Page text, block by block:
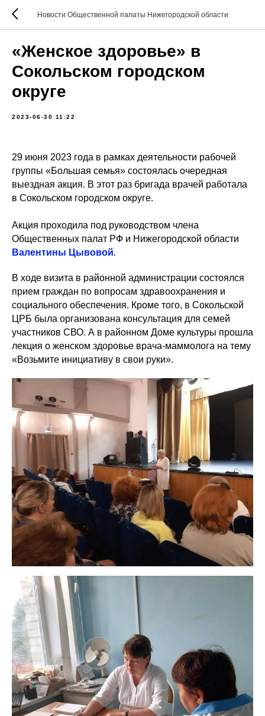
Новости Общественной палаты Нижегородской области
«Женское здоровье» в
Сокольском городском
округе
2023-06-30 11:22
29 июня 2023 года в рамках деятельности рабочей
группы «Большая семья» состоялась очередная
выездная акция. В этот раз бригада врачей работала
в Сокольском городском округе.
Акция проходила под руководством члена
Общественных палат РФ и Нижегородской области
Валентины Цывовой.
В ходе визита в районной администрации состоялся
прием граждан по вопросам здравоохранения и
социального обеспечения. Кроме того, в Сокольской
ЦРБ была организована консультация для семей
участников СВО. А в районном Доме культуры прошла
лекция о женском здоровье врача-маммолога на тему
«Возьмите инициативу в свои руки».